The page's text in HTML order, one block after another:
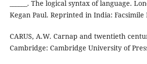
______. The logical syntax of language.
Kegan Paul. Reprinted in India: Facsimile
CARUS, A.W. Carnap and twentieth
Cambridge: Cambridge University of